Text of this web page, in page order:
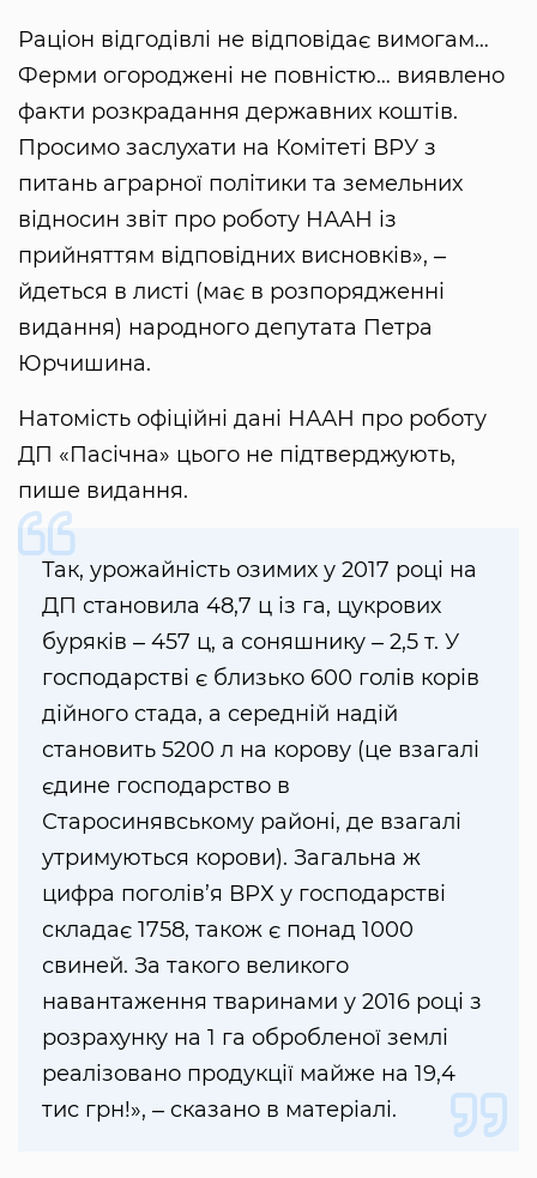
Раціон відгодівлі не відповідає вимогам…
Ферми огороджені не повністю… виявлено
факти розкрадання державних коштів.
Просимо заслухати на Комітеті ВРУ з
питань аграрної політики та земельних
відносин звіт про роботу НААН із
прийняттям відповідних висновків», ‒
йдеться в листі (має в розпорядженні
видання) народного депутата Петра
Юрчишина.
Натомість офіційні дані НААН про роботу
ДП «Пасічна» цього не підтверджують,
пише видання.
Так, урожайність озимих у 2017 році на
ДП становила 48,7 ц із га, цукрових
буряків ‒ 457 ц, а соняшнику ‒ 2,5 т. У
господарстві є близько 600 голів корів
дійного стада, а середній надій
становить 5200 л на корову (це взагалі
єдине господарство в
Старосинявському районі, де взагалі
утримуються корови). Загальна ж
цифра поголів’я ВРХ у господарстві
складає 1758, також є понад 1000
свиней. За такого великого
навантаження тваринами у 2016 році з
розрахунку на 1 га обробленої землі
реалізовано продукції майже на 19,4
тис грн!», ‒ сказано в матеріалі.